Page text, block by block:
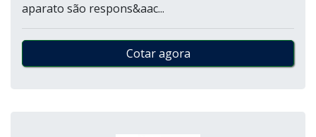
aparato são respons&aac...
Cotar agora